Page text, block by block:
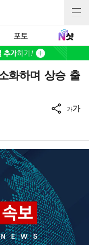
포토
화하며 상승 출
가가